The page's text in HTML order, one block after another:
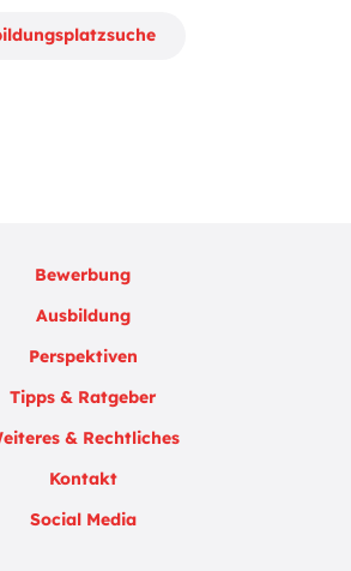
Bewerbung
Ausbildung
Perspektiven
Tipps & Ratgeber
& Rechtliches
Kontakt
Social Media